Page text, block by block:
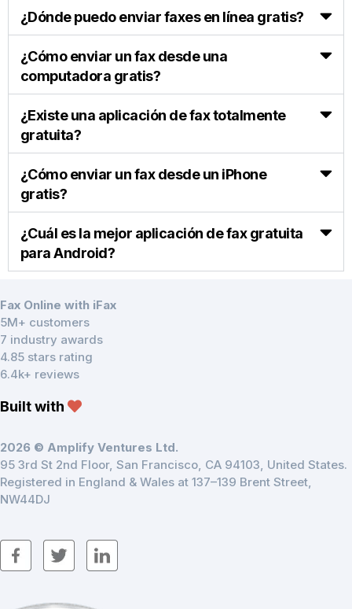
¿Dónde puedo enviar faxes en línea gratis?
¿Cómo enviar un fax desde una
computadora gratis?
¿Existe una aplicación de fax totalmente
gratuita?
¿Cómo enviar un fax desde un iPhone
gratis?
¿Cuál es la mejor aplicación de fax gratuita
para Android?
Fax Online with iFax
5M+ customers
7 industry awards
4.85 stars rating
6.4k+ reviews
Built with
2026 © Amplify Ventures Ltd.
95 3rd St 2nd Floor, San Francisco, CA 94103, United States.
Registered in England & Wales at 137–139 Brent Street,
NW44DJ